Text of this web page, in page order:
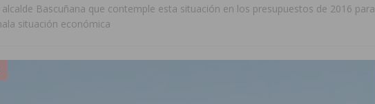
alcalde Bascuñana que contemple esta situación en los presupuestos de 2016 para
situación económica